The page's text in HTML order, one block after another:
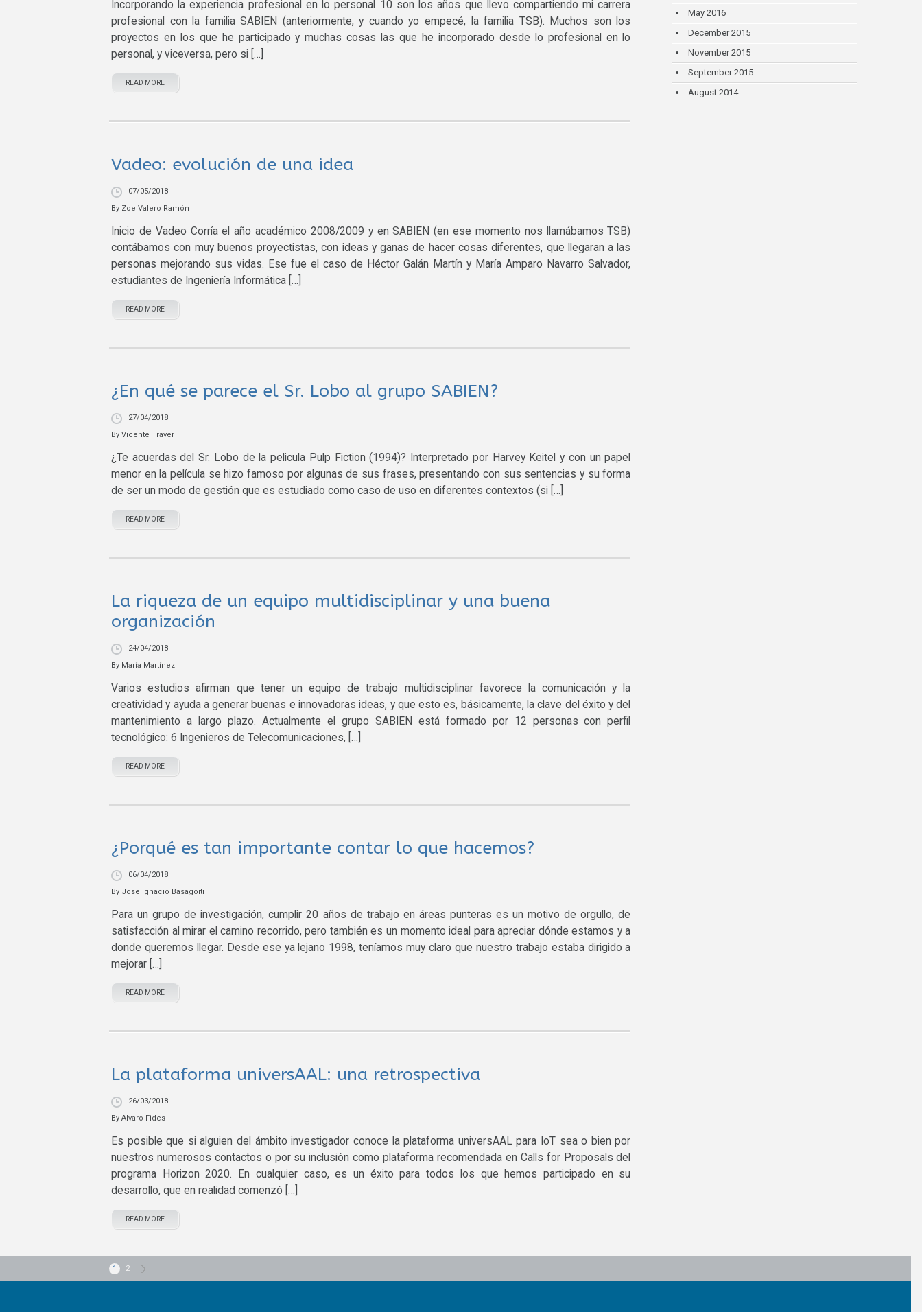
Incorporando la experiencia profesional en lo personal 10 son los años que llevo compartiendo mi carrera
profesional con la familia SABIEN (anteriormente, y cuando yo empecé, la familia TSB). Muchos son los
proyectos en los que he participado y muchas cosas las que he incorporado desde lo profesional en lo
personal, y viceversa, pero si […]
READ MORE
Vadeo: evolución de una idea
07/05/2018
By Zoe Valero Ramón
Inicio de Vadeo Corría el año académico 2008/2009 y en SABIEN (en ese momento nos llamábamos TSB)
contábamos con muy buenos proyectistas, con ideas y ganas de hacer cosas diferentes, que llegaran a las
personas mejorando sus vidas. Ese fue el caso de Héctor Galán Martín y María Amparo Navarro Salvador,
estudiantes de Ingeniería Informática […]
READ MORE
¿En qué se parece el Sr. Lobo al grupo SABIEN?
27/04/2018
By Vicente Traver
¿Te acuerdas del Sr. Lobo de la pelicula Pulp Fiction (1994)? Interpretado por Harvey Keitel y con un papel
menor en la película se hizo famoso por algunas de sus frases, presentando con sus sentencias y su forma
de ser un modo de gestión que es estudiado como caso de uso en diferentes contextos (si […]
READ MORE
La riqueza de un equipo multidisciplinar y una buena
organización
24/04/2018
By María Martínez
Varios estudios afirman que tener un equipo de trabajo multidisciplinar favorece la comunicación y la
creatividad y ayuda a generar buenas e innovadoras ideas, y que esto es, básicamente, la clave del éxito y del
mantenimiento a largo plazo. Actualmente el grupo SABIEN está formado por 12 personas con perfil
tecnológico: 6 Ingenieros de Telecomunicaciones, […]
READ MORE
¿Porqué es tan importante contar lo que hacemos?
06/04/2018
By Jose Ignacio Basagoiti
Para un grupo de investigación, cumplir 20 años de trabajo en áreas punteras es un motivo de orgullo, de
satisfacción al mirar el camino recorrido, pero también es un momento ideal para apreciar dónde estamos y a
donde queremos llegar. Desde ese ya lejano 1998, teníamos muy claro que nuestro trabajo estaba dirigido a
mejorar […]
READ MORE
La plataforma universAAL: una retrospectiva
26/03/2018
By Alvaro Fides
Es posible que si alguien del ámbito investigador conoce la plataforma universAAL para IoT sea o bien por
nuestros numerosos contactos o por su inclusión como plataforma recomendada en Calls for Proposals del
programa Horizon 2020. En cualquier caso, es un éxito para todos los que hemos participado en su
desarrollo, que en realidad comenzó […]
READ MORE
May 2016
December 2015
November 2015
September 2015
August 2014
1 2